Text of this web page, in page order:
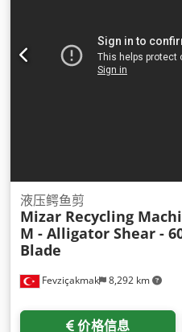
为什么选择 MIZAR ALS 系列？
片寿命长，维护成本低 • 安全
• 即插即用安装，立即可用 • 专
Fevziçakmak 8,292 km
液压鳄鱼剪
Mizar Recycling
M - Alligator Shear -
Blade
价格信息